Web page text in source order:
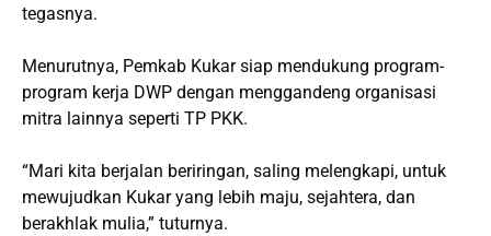
tegasnya.
Menurutnya, Pemkab Kukar siap mendukung program-
program kerja DWP dengan menggandeng organisasi
mitra lainnya seperti TP PKK.
“Mari kita berjalan beriringan, saling melengkapi, untuk
mewujudkan Kukar yang lebih maju, sejahtera, dan
berakhlak mulia,” tuturnya.